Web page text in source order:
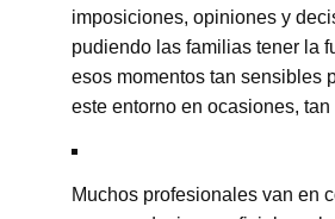
imposiciones, opiniones y
pudiendo las familias tener la
esos momentos tan sensibles
este entorno en ocasiones, tan
Muchos profesionales van en